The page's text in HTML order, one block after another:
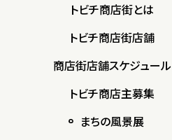
トビチ商店街とは
トビチ商店街店舗
商店街店舗スケジュール
トビチ商店主募集
まちの風景展